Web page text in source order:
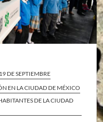
DE SEPTIEMBRE
EN LA CIUDAD DE MÉXICO
DE LA CIUDAD